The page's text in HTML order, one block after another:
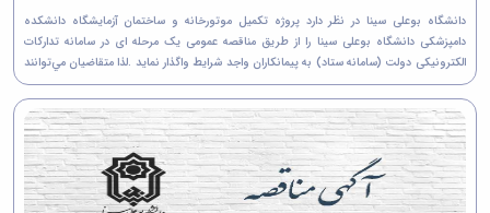
نشر
کتب
مجلات
علمی
فصلنامه
معاونت
پژوهش
و
فناوری
دانشگاه بوعلی سینا در نظر دارد پروژه تکمیل موتورخانه و ساختمان آزمایشگاه دانشکده
دامپزشکی دانشگاه بوعلی سینا را از طريق مناقصه عمومی یک مرحله ای در سامانه تدارکات
الکترونیکی دولت (سامانه ستاد) به پیمانکاران واجد شرایط واگذار نماید .لذا متقاضيان مي‌توانند
جهت شركت در مناقصه به شرح...